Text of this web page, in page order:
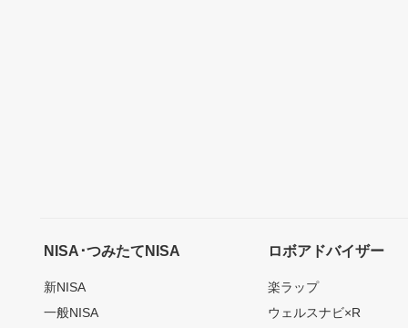
NISA･つみたてNISA
新NISA
一般NISA
ロボアドバイザー
楽ラップ
ウェルスナビ×R